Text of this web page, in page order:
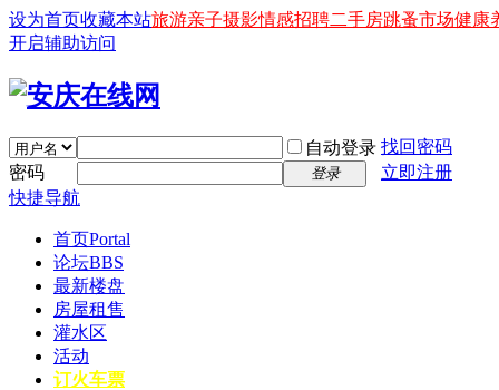
设为首页收藏本站旅游亲子摄影情感招聘二手房跳蚤市场健康
开启辅助访问
自动登录 找回密码
密码
登录
立即注册
快捷导航
首页Portal
论坛BBS
最新楼盘
房屋租售
灌水区
活动
订火车票